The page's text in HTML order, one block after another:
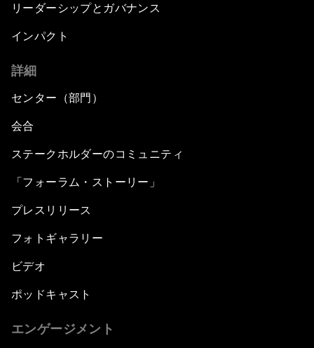
リーダーシップとガバナンス
インパクト
詳細
センター（部門）
会合
ステークホルダーのコミュニティ
「フォーラム・ストーリー」
プレスリリース
フォトギャラリー
ビデオ
ポッドキャスト
エンゲージメント